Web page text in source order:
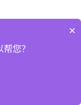
×
您？